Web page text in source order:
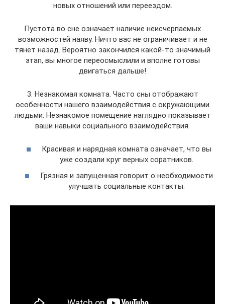
новых отношений или переездом.
Пустота во сне означает наличие неисчерпаемых
возможностей наяву. Ничто вас не ограничивает и не
тянет назад. Вероятно закончился какой-то значимый
этап, вы многое переосмыслили и вполне готовы
двигаться дальше!
3. Незнакомая комната. Часто сны отображают
особенности нашего взаимодействия с окружающими
людьми. Незнакомое помещение наглядно показывает
ваши навыки социального взаимодействия.
Красивая и нарядная комната означает, что вы
уже создали круг верных соратников.
Грязная и запущенная говорит о необходимости
улучшать социальные контакты.